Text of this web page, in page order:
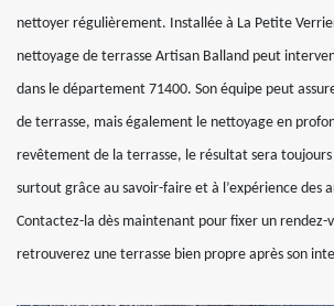
nettoyer régulièrement. Installée à La Petite
nettoyage de terrasse Artisan Balland peut
dans le département 71400. Son équipe peut
de terrasse, mais également le nettoyage en
revêtement de la terrasse, le résultat sera toujours
surtout grâce au savoir-faire et à l’expérience des
Contactez-la dès maintenant pour fixer un rendez-
retrouverez une terrasse bien propre après son